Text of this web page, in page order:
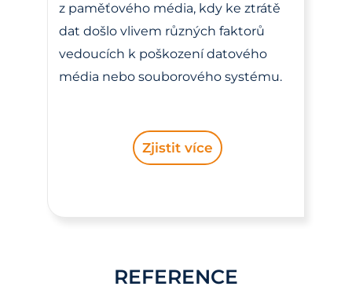
z paměťového média, kdy ke ztrátě
dat došlo vlivem různých faktorů
vedoucích k poškození datového
média nebo souborového systému.
Zjistit více
REFERENCE